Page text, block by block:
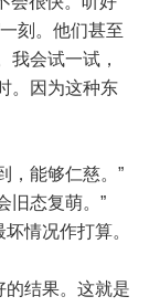
刻。他们甚至
我会试一试，
。因为这种东
，能够仁慈。”
旧态复萌。”
情况作打算。
的结果。这就是